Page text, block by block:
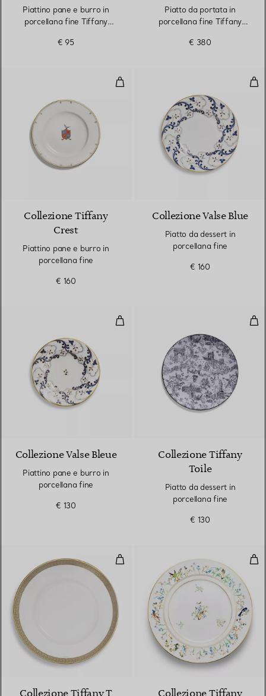
Piattino pane e burro in
porcellana fine Tiffany
€ 95
Piatto da portata in
porcellana fine Tiffany
€ 380
Piattino pane e burro in
Collezione Tiffany
Crest
Piattino pane e burro in
porcellana fine
€ 160
Collezione Valse Blue
Piatto da dessert in
porcellana fine
€ 160
Piattino pane e burro in
Collezione Valse Bleue
Piattino pane e burro in
porcellana fine
€ 130
Collezione Tiffany
Toile
Piatto da dessert in
porcellana fine
€ 130
Sottopiatto con bordo in oro
2 Colori